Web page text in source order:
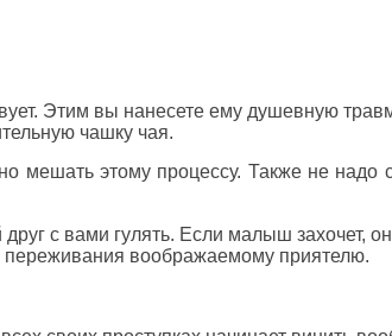
Этим вы нанесете ему душевную
чашку чая.
мешать этому процессу. Также не
с вами гулять. Если малыш захочет,
переживания воображаемому приятелю.